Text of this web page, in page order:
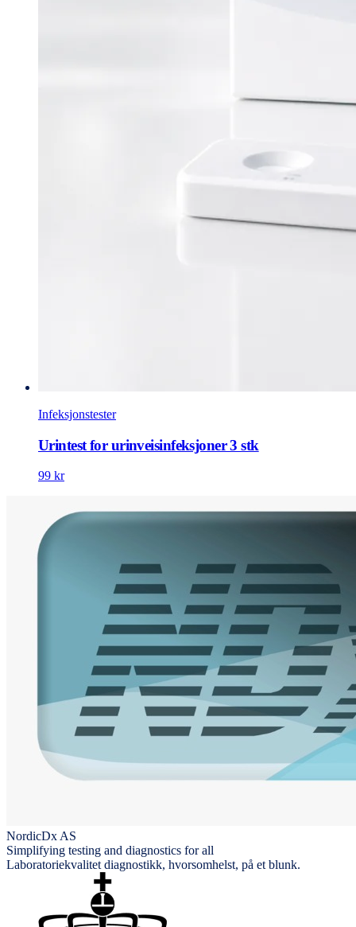
Infeksjonstester
Urintest for urinveisinfeksjoner 3 stk
99 kr
NordicDx AS
Simplifying testing and diagnostics for all
Laboratoriekvalitet diagnostikk, hvorsomhelst, på et blunk.